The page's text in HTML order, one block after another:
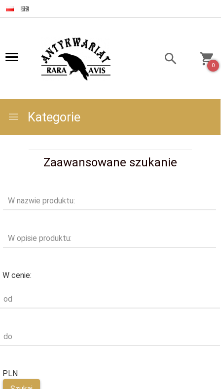
0
Kategorie
Zaawansowane szukanie
W nazwie produktu:
W opisie produktu:
W cenie:
od
do
PLN